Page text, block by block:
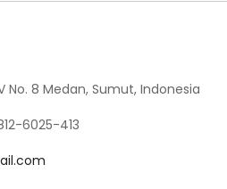
No. 8 Medan, Sumut, Indonesia
6025-413